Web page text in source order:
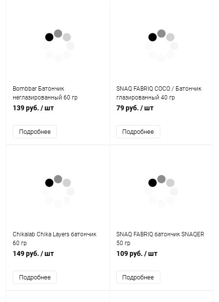
Bombbar Батончик
неглазированный 60 гр
139 руб. / шт
Подробнее
SNAQ FABRIQ COCO / Батончик
глазированный 40 гр
79 руб. / шт
Подробнее
Chikalab Chika Layers батончик
60 гр
149 руб. / шт
Подробнее
SNAQ FABRIQ батончик SNAQER
50 гр
109 руб. / шт
Подробнее